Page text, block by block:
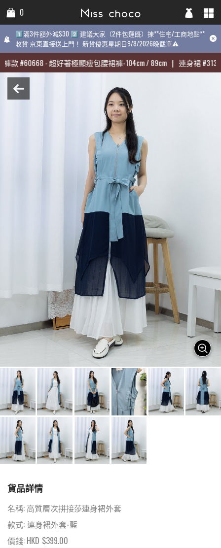
0
1️⃣滿3件額外減$30 2️⃣ 建議大家（2件包運既）揀**住宅/工商地點**
收貨 京東直接送上門！ 新貨優惠星期日9/8/2026晚截單⚠️
款#60668-超好著極顯瘦包腰裙褲-104cm / 89cm | 連身裙#31398
0
1️⃣滿3件額外減$30 2️⃣ 建議大家（2件包運既）揀**住宅/工商地點**
收貨 京東直接送上門！ 新貨優惠星期日9/8/2026晚截單⚠️
款#60668-超好著極顯瘦包腰裙褲-104cm / 89cm | 連身裙#31398
1️⃣滿3件額外減$30 2️⃣ 建議大家（2件包運既）揀**住宅/工商地點**
9/8/2026晚截單⚠️
熱賣: 褲款#60668-超好著極顯瘦包腰裙褲-104cm / 89cm | 連身
貨品詳情
名稱: 高質層次拼接莎連身裙外套
款式: 連身裙外套-藍
價錢: HKD $399.00